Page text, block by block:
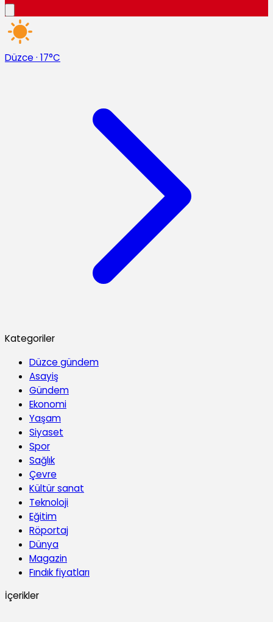
Düzce · 17°C
Kategoriler
Düzce gündem
Asayiş
Gündem
Ekonomi
Yaşam
Siyaset
Spor
Sağlık
Çevre
Kültür sanat
Teknoloji
Eğitim
Röportaj
Dünya
Magazin
Fındık fiyatları
İçerikler